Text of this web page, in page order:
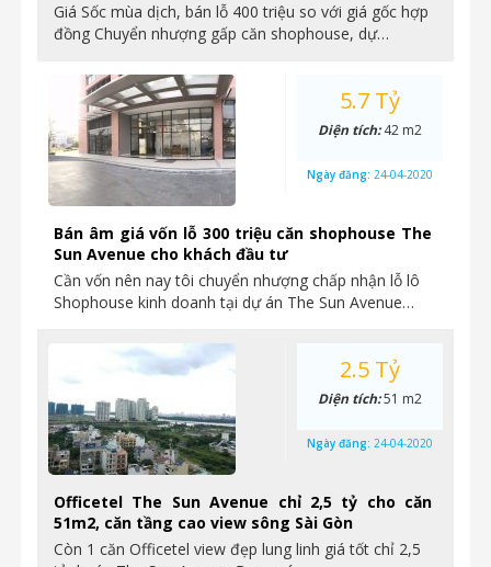
Giá Sốc mùa dịch, bán lỗ 400 triệu so với giá gốc hợp
đồng Chuyển nhượng gấp căn shophouse, dự…
Bán âm giá vốn lỗ 300 triệu căn shophouse The
Sun Avenue cho khách đầu tư
Cần vốn nên nay tôi chuyển nhượng chấp nhận lỗ lô
Shophouse kinh doanh tại dự án The Sun Avenue…
5.7 Tỷ
Diện tích:42 m2
Ngày đăng: 24-04-2020
Officetel The Sun Avenue chỉ 2,5 tỷ cho căn
51m2, căn tầng cao view sông Sài Gòn
Còn 1 căn Officetel view đẹp lung linh giá tốt chỉ 2,5
2.5 Tỷ
Diện tích:51 m2
Ngày đăng: 24-04-2020